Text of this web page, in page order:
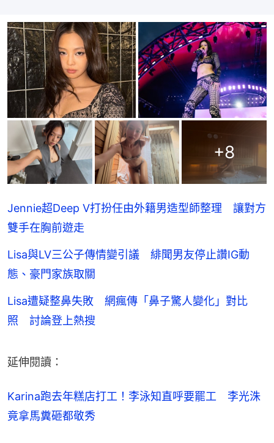
+8
Jennie超Deep V打扮任由外籍男造型師整理 讓對方
雙手在胸前遊走
Lisa與LV三公子傳情變引議 緋聞男友停止讚IG動
態、豪門家族取關
Lisa遭疑整鼻失敗 網瘋傳「鼻子驚人變化」對比
照 討論登上熱搜
延伸閱讀：
Karina跑去年糕店打工！李泳知直呼要罷工　李光洙
竟拿馬糞砸都敬秀